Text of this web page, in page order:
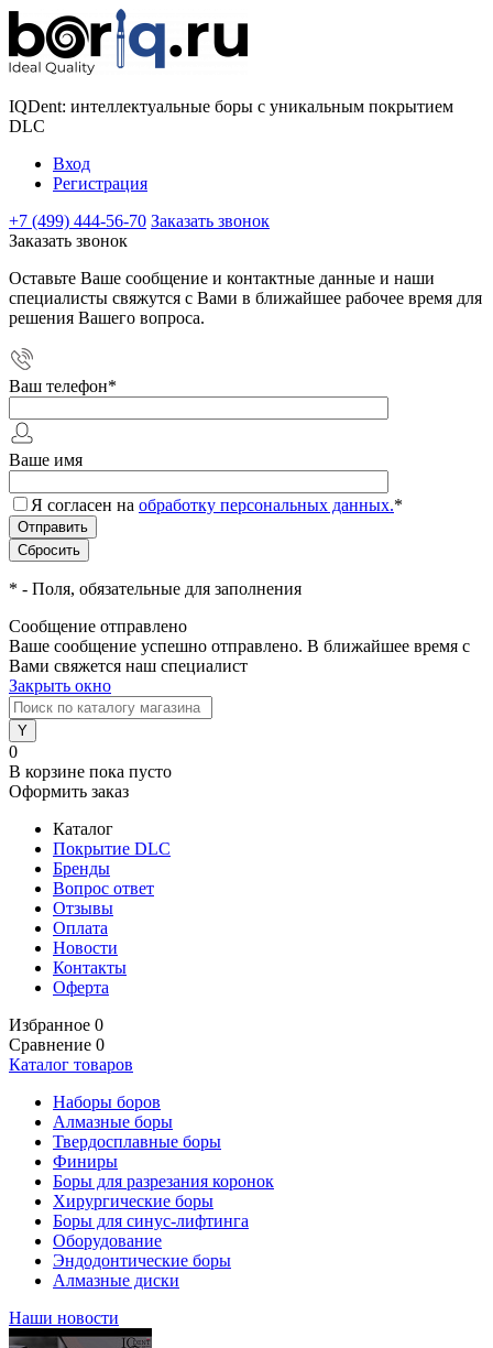
IQDent: интеллектуальные боры с уникальным покрытием
DLC
Вход
Регистрация
+7 (499) 444-56-70 Заказать звонок
Заказать звонок
Оставьте Ваше сообщение и контактные данные и наши
специалисты свяжутся с Вами в ближайшее рабочее время для
решения Вашего вопроса.
Ваш телефон*
Ваше имя
Я согласен на обработку персональных данных.*
* - Поля, обязательные для заполнения
Сообщение отправлено
Ваше сообщение успешно отправлено. В ближайшее время с
Вами свяжется наш специалист
Закрыть окно
0
В корзине пока пусто
Оформить заказ
Каталог
Покрытие DLC
Бренды
Вопрос ответ
Отзывы
Оплата
Новости
Контакты
Оферта
Избранное 0
Сравнение 0
Каталог товаров
Наборы боров
Алмазные боры
Твердосплавные боры
Финиры
Боры для разрезания коронок
Хирургические боры
Боры для синус-лифтинга
Оборудование
Эндодонтические боры
Алмазные диски
Наши новости